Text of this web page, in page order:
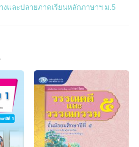
และปลายภาคเรียนหลักภาษาฯ ม.5